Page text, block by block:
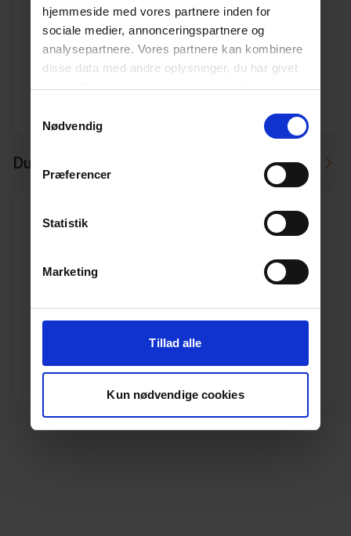
hjemmeside med vores partnere inden for
sociale medier, annonceringspartnere og
analysepartnere. Vores partnere kan kombinere
disse data med andre oplysninger, du har givet
dem, eller som de har indsamlet fra din brug af
Nødvendig
Præferencer
Statistik
Marketing
Tillad alle
Kun nødvendige cookies
160 mm x 45° Wavin PP kloak bøjning
Varenr. 10196809
Pakkeinfo. STK.
Se produkt
Du kan måske i stedet bruge
160 mm PVC kloak skydemuffe m/fast gummiring